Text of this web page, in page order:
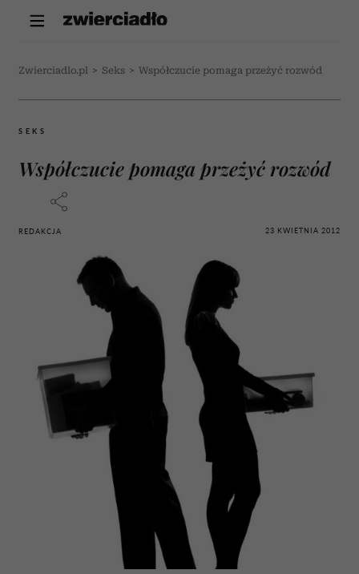
Zwierciadlo.pl > Seks > Współczucie pomaga przeżyć rozwód
SEKS
Współczucie pomaga przeżyć rozwód
REDAKCJA 23 KWIETNIA 2012